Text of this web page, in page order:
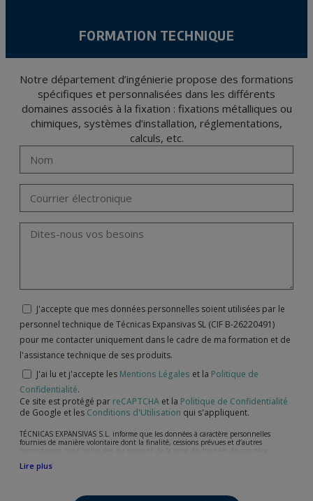
FORMATION TECHNIQUE
Notre département d’ingénierie propose des formations
spécifiques et personnalisées dans les différents
domaines associés à la fixation : fixations métalliques ou
chimiques, systèmes d’installation, réglementations,
calculs, etc.
J'accepte que mes données personnelles soient utilisées par le
personnel technique de Técnicas Expansivas SL (CIF B-26220491)
pour me contacter uniquement dans le cadre de ma formation et de
l'assistance technique de ses produits.
J'ai lu et j'accepte les Mentions Légales et la Politique de
Confidentialité.
Ce site est protégé par reCAPTCHA et la Politique de Confidentialité
de Google et les Conditions d'Utilisation qui s'appliquent.
TÉCNICAS EXPANSIVAS S.L. informe que les données à caractère personnelles
fournies de manière volontaire dont la finalité, cessions prévues et d’autres
circonstances, sont indiquées au moment de la prise de données de caractère
l’attention de votre demande, litige ou requise, maintien de la relation établie, la
Lire plus